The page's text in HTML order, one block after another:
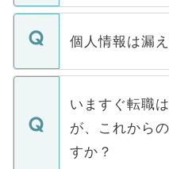
ません。
■応募殺到を避
関を公にしてし
に、医療機関が
みを人材紹介会
ています。
転職・入職を強
ん。また、仮に
定を承諾する必
の辞退の連絡は
個人情報は漏
個人情報が漏え
で、ご安心くだ
などで収集した
ご本人のキャリ
支援を目的に使
いますぐ転職
が、これから
すか？